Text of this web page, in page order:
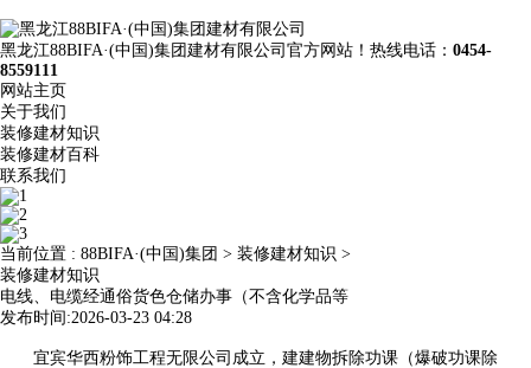
黑龙江88BIFA·(中国)集团建材有限公司官方网站！热线电话： 0454-
8559111
网站主页
关于我们
装修建材知识
装修建材百科
联系我们
当前位置 : 88BIFA·(中国)集团 > 装修建材知识 >
装修建材知识
电线、电缆经通俗货色仓储办事（不含化学品等
发布时间:2026-03-23 04:28
宜宾华西粉饰工程无限公司成立，建建物拆除功课（爆破功课除